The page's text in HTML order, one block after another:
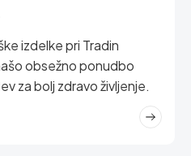
izdelke pri Tradin
obsežno ponudbo
za bolj zdravo življenje.